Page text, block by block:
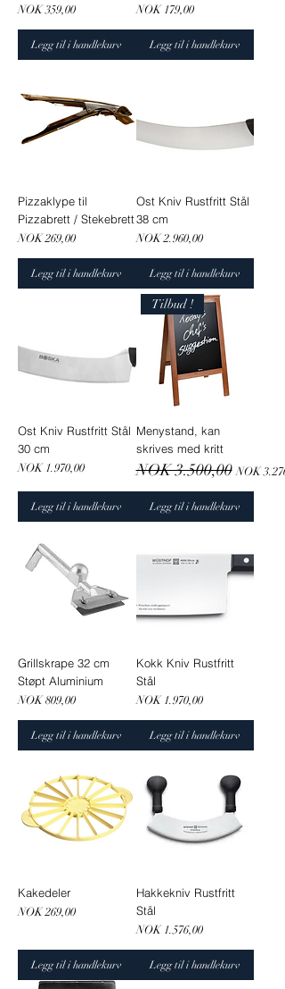
Pris
NOK 359,00
Legg til i handlekurv
Pris
NOK 179,00
Legg til i handlekurv
Pizzaklype til
Pizzabrett / Stekebrett
Pris
NOK 269,00
Legg til i handlekurv
Ost Kniv Rustfritt Stål
38 cm
Pris
NOK 2.960,00
Legg til i handlekurv
Ost Kniv Rustfritt Stål
30 cm
Pris
NOK 1.970,00
Legg til i handlekurv
Tilbud !
Menystand, kan
skrives med kritt
Vanlig pris
NOK 3.500,00 Salgspris
NOK
Legg til i handlekurv
Grillskrape 32 cm
Støpt Aluminium
Pris
NOK 809,00
Legg til i handlekurv
Kokk Kniv Rustfritt
Stål
Pris
NOK 1.970,00
Legg til i handlekurv
Kakedeler
Pris
NOK 269,00
Legg til i handlekurv
Hakkekniv Rustfritt
Stål
Pris
NOK 1.576,00
Legg til i handlekurv